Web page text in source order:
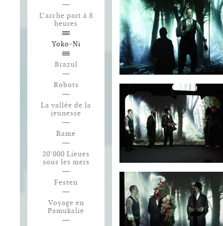
L’arche part à 8
heures
Yoko-Ni
Brazul
Robots
La vallée de la
jeunesse
Rame
20’000 Lieues
sous les mers
Festen
Voyage en
Pamukalie